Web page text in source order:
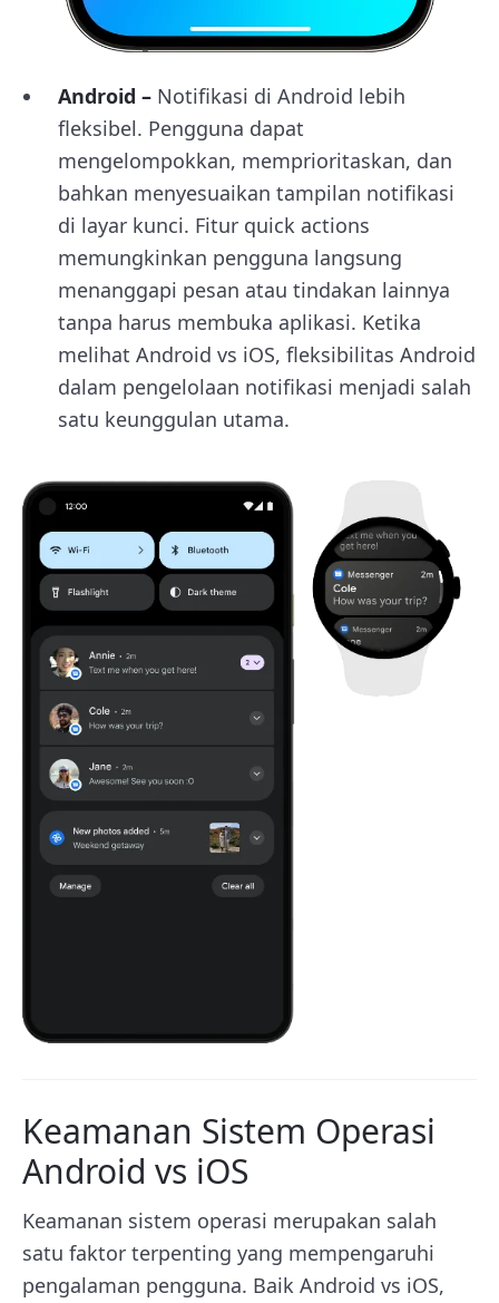
Android – Notifikasi di Android lebih
fleksibel. Pengguna dapat
mengelompokkan, memprioritaskan, dan
bahkan menyesuaikan tampilan notifikasi
di layar kunci. Fitur quick actions
memungkinkan pengguna langsung
menanggapi pesan atau tindakan lainnya
tanpa harus membuka aplikasi. Ketika
melihat Android vs iOS, fleksibilitas Android
dalam pengelolaan notifikasi menjadi salah
satu keunggulan utama.
Keamanan Sistem Operasi
Android vs iOS
Keamanan sistem operasi merupakan salah
satu faktor terpenting yang mempengaruhi
pengalaman pengguna. Baik Android vs iOS,